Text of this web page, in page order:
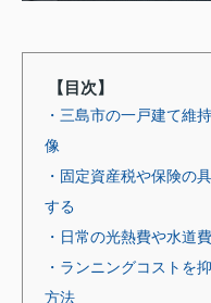
【目次】
・三島市の一戸建て維
像
・固定資産税や保険の
する
・日常の光熱費や水道
・ランニングコストを
方法